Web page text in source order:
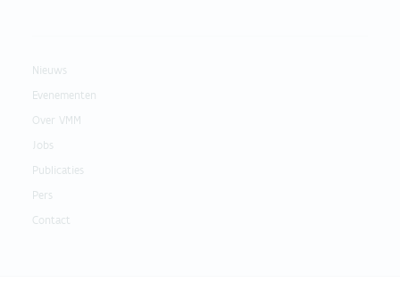
Nieuws
Evenementen
Over VMM
Jobs
Publicaties
Pers
Contact